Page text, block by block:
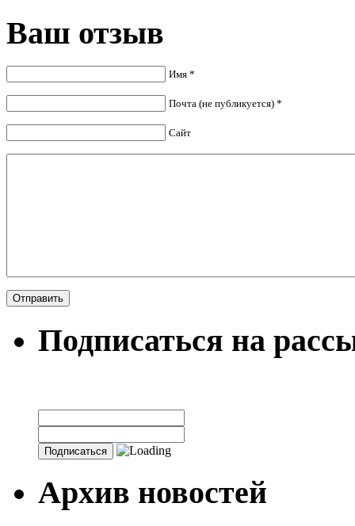
Ваш отзыв
Имя *
Почта (не публикуется) *
Сайт
Подписаться на
Архив новостей